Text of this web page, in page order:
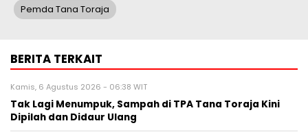
Pemda Tana Toraja
BERITA TERKAIT
Kamis, 6 Agustus 2026 - 06:38 WIT
Tak Lagi Menumpuk, Sampah di TPA Tana Toraja Kini
Dipilah dan Didaur Ulang